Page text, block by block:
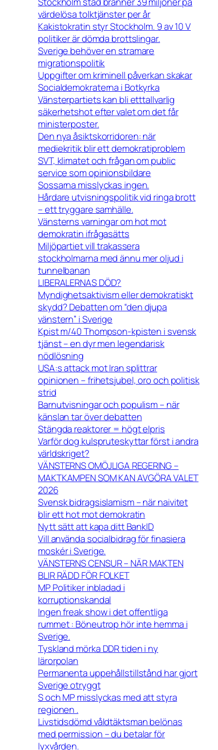
värdelösa tolktjänster per år
Kakistokratin styr Stockholm. 9 av 10 V
politiker är dömda brottslingar.
Sverige behöver en stramare
migrationspolitik
Uppgifter om kriminell påverkan skakar
Socialdemokraterna i Botkyrka
Vänsterpartiets kan bli etttallvarlig
säkerhetshot efter valet om det får
ministerposter.
Den nya åsiktskorridoren: när
mediekritik blir ett demokratiproblem
SVT, klimatet och frågan om public
service som opinionsbildare
Sossarna misslyckas ingen.
Hårdare utvisningspolitik vid ringa brott
– ett tryggare samhälle.
Vänsterns varningar om hot mot
demokratin ifrågasätts
Miljöpartiet vill trakassera
stockholmarna med ännu mer oljud i
tunnelbanan
LIBERALERNAS DÖD?
Myndighetsaktivism eller demokratiskt
skydd? Debatten om “den djupa
vänstern” i Sverige
Kpist m/40 Thompson-kpisten i svensk
tjänst – en dyr men legendarisk
nödlösning
USA:s attack mot Iran splittrar
opinionen – frihetsjubel, oro och politisk
strid
Barnutvisningar och populism – när
känslan tar över debatten
Stängda reaktorer = högt elpris
Varför dog kulspruteskyttar först i andra
världskriget?
VÄNSTERNS OMÖJLIGA REGERING –
MAKTKAMPEN SOM KAN AVGÖRA VALET
2026
Svensk bidragsislamism – när naivitet
blir ett hot mot demokratin
Nytt sätt att kapa ditt BankID
Vill använda socialbidrag för finasiera
moskér i Sverige.
VÄNSTERNS CENSUR – NÄR MAKTEN
BLIR RÄDD FÖR FOLKET
MP Politiker inbladad i
korruptionskandal
Ingen freak show i det offentliga
rummet : Böneutrop hör inte hemma i
Sverige.
Tyskland mörka DDR tiden i ny
lärorpolan
Permanenta uppehållstillstånd har gjort
Sverige otryggt
S och MP misslyckas med att styra
regionen .
Livstidsdömd våldtäktsman belönas
med permission – du betalar för
lyxvården.